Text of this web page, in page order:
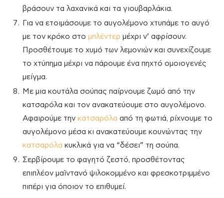
βράσουν τα λαχανικά και τα γιουβαρλάκια.
Για να ετοιμάσουμε το αυγολέμονο χτυπάμε το αυγό
με τον κρόκο στο μπλέντερ μέχρι ν’ αφρίσουν.
Προσθέτουμε το χυμό των λεμονιών και συνεχίζουμε
το χτύπημα μέχρι να πάρουμε ένα πηχτό ομοιογενές
μείγμα.
Με μια κουτάλα σούπας παίρνουμε ζωμό από την
κατσαρόλα και τον ανακατεύουμε στο αυγολέμονο.
Αφαιρούμε την κατσαρόλα από τη φωτιά, ρίχνουμε το
αυγολέμονο μέσα κι ανακατεύουμε κουνώντας την
κατσαρόλα κυκλικά για να “δέσει” τη σούπα.
Σερβίρουμε το φαγητό ζεστό, προσθέτοντας
επιπλέον μαϊντανό ψιλοκομμένο και φρεσκοτριμμένο
πιπέρι για όποιον το επιθυμεί.